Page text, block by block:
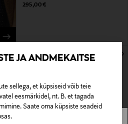
JA ANDMEKAITSE
sellega, et küpsiseid võib teie
eesmärkidel, nt. B. et tagada
Saate oma küpsiste seadeid
Original Price
295,00 €